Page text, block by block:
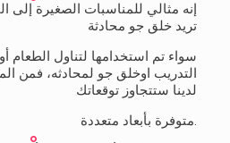
إنه مثالي للمناسبات الصغيرة
تريد خلق جو محادثة
سواء تم استخدامها لتناول
التدريب اوخلق جو لمحادثه، فمن
لدينا ستتجاوز توقعاتك
متوفرة بأبعاد متعددة.